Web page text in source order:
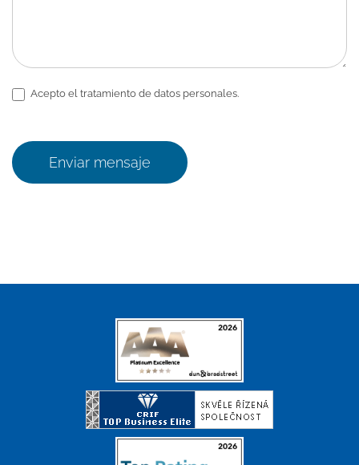
Acepto el tratamiento de datos personales.
Enviar mensaje